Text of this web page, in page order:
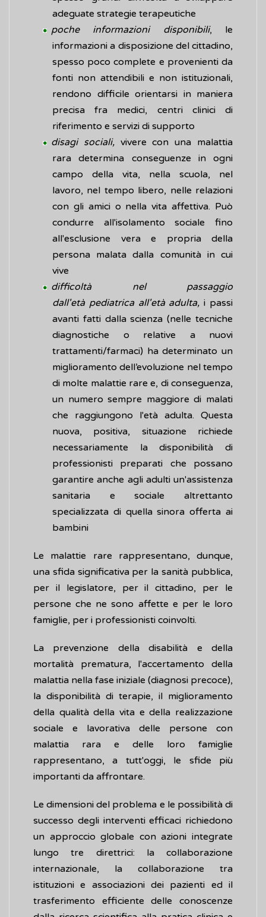
adeguate strategie terapeutiche
poche informazioni disponibili, le
informazioni a disposizione del cittadino,
spesso poco complete e provenienti da
fonti non attendibili e non istituzionali,
rendono difficile orientarsi in maniera
precisa fra medici, centri clinici di
riferimento e servizi di supporto
disagi sociali, vivere con una malattia
rara determina conseguenze in ogni
campo della vita, nella scuola, nel
lavoro, nel tempo libero, nelle relazioni
con gli amici o nella vita affettiva. Può
condurre all'isolamento sociale fino
all'esclusione vera e propria della
persona malata dalla comunità in cui
vive
difficoltà nel passaggio
dall'età pediatrica all'età adulta, i passi
avanti fatti dalla scienza (nelle tecniche
diagnostiche o relative a nuovi
trattamenti/farmaci) ha determinato un
miglioramento dell’evoluzione nel tempo
di molte malattie rare e, di conseguenza,
un numero sempre maggiore di malati
che raggiungono l'età adulta. Questa
nuova, positiva, situazione richiede
necessariamente la disponibilità di
professionisti preparati che possano
garantire anche agli adulti un'assistenza
sanitaria e sociale altrettanto
specializzata di quella sinora offerta ai
bambini
Le malattie rare rappresentano, dunque,
una sfida significativa per la sanità pubblica,
per il legislatore, per il cittadino, per le
persone che ne sono affette e per le loro
famiglie, per i professionisti coinvolti.
La prevenzione della disabilità e della
mortalità prematura, l'accertamento della
malattia nella fase iniziale (diagnosi precoce),
la disponibilità di terapie, il miglioramento
della qualità della vita e della realizzazione
sociale e lavorativa delle persone con
malattia rara e delle loro famiglie
rappresentano, a tutt'oggi, le sfide più
importanti da affrontare.
Le dimensioni del problema e le possibilità di
successo degli interventi efficaci richiedono
un approccio globale con azioni integrate
lungo tre direttrici: la collaborazione
internazionale, la collaborazione tra
istituzioni e associazioni dei pazienti ed il
trasferimento efficiente delle conoscenze